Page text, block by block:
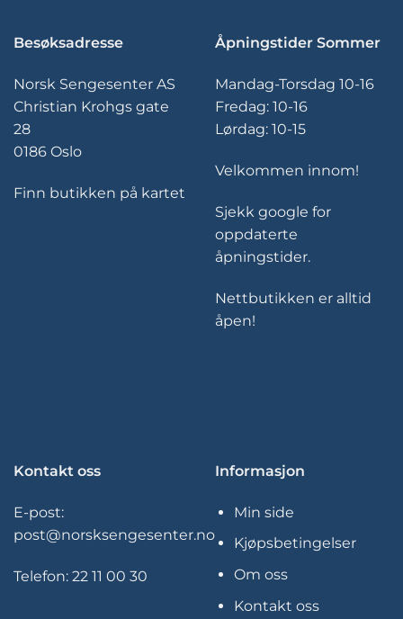
Besøksadresse
Norsk Sengesenter AS
Christian Krohgs gate
28
0186 Oslo
Finn butikken på kartet
Åpningstider Sommer
Mandag-Torsdag 10-16
Fredag: 10-16
Lørdag: 10-15
Velkommen innom!
Sjekk google for
oppdaterte
åpningstider.
Nettbutikken er alltid
åpen!
Kontakt oss
E-post:
post@norsksengesenter.no
Telefon: 22 11 00 30
Informasjon
Min side
Kjøpsbetingelser
Om oss
Kontakt oss